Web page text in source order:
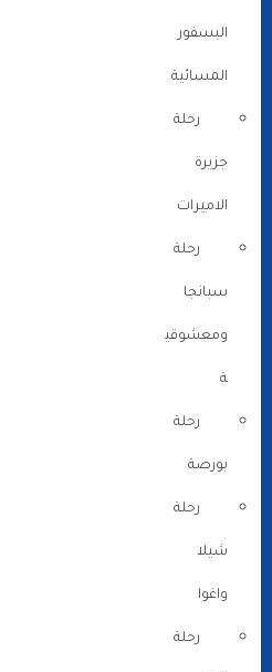
البسفور
المسائية
رحلة
جزيرة
الاميرات
رحلة
سبانجا
ومعشوقي
ة
رحلة
بورصة
رحلة
شيلا
واغوا
رحلة